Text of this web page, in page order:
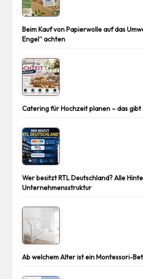
Beim Kauf von Papierwolle auf das
Engel“ achten
Catering für Hochzeit planen – das gibt
Wer besitzt RTL Deutschland? Alle
Unternehmensstruktur
Ab welchem Alter ist ein Montessori-